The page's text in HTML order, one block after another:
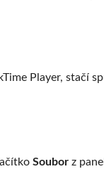
Player, stačí
Soubor z